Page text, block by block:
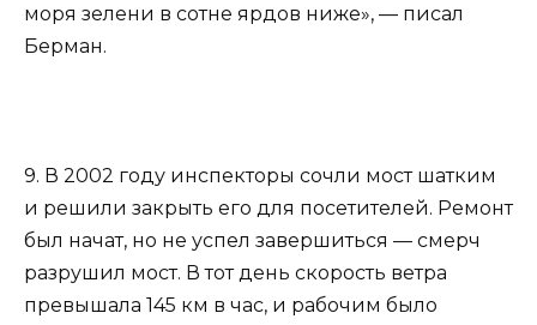
моря зелени в сотне ярдов ниже», — писал
Берман.
9. В 2002 году инспекторы сочли мост шатким
и решили закрыть его для посетителей. Ремонт
был начат, но не успел завершиться — смерч
разрушил мост. В тот день скорость ветра
превышала 145 км в час, и рабочим было